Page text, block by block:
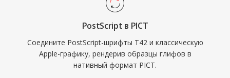
PostScript в PICT
Соедините PostScript-шрифты T42 и классическую
Apple-графику, рендерив образцы глифов в
нативный формат PICT.